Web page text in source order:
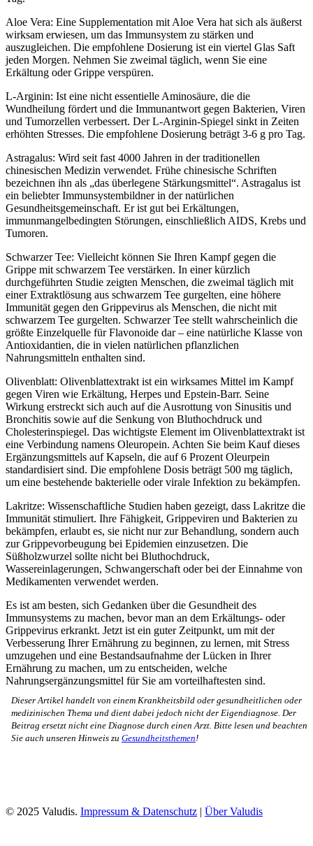
Aloe Vera: Eine Supplementation mit Aloe Vera hat sich als äußerst
wirksam erwiesen, um das Immunsystem zu stärken und
auszugleichen. Die empfohlene Dosierung ist ein viertel Glas Saft
jeden Morgen. Nehmen Sie zweimal täglich, wenn Sie eine
Erkältung oder Grippe verspüren.
L-Arginin: Ist eine nicht essentielle Aminosäure, die die
Wundheilung fördert und die Immunantwort gegen Bakterien, Viren
und Tumorzellen verbessert. Der L-Arginin-Spiegel sinkt in Zeiten
erhöhten Stresses. Die empfohlene Dosierung beträgt 3-6 g pro Tag.
Astragalus: Wird seit fast 4000 Jahren in der traditionellen
chinesischen Medizin verwendet. Frühe chinesische Schriften
bezeichnen ihn als „das überlegene Stärkungsmittel“. Astragalus ist
ein beliebter Immunsystembildner in der natürlichen
Gesundheitsgemeinschaft. Er ist gut bei Erkältungen,
immunmangelbedingten Störungen, einschließlich AIDS, Krebs und
Tumoren.
Schwarzer Tee: Vielleicht können Sie Ihren Kampf gegen die
Grippe mit schwarzem Tee verstärken. In einer kürzlich
durchgeführten Studie zeigten Menschen, die zweimal täglich mit
einer Extraktlösung aus schwarzem Tee gurgelten, eine höhere
Immunität gegen den Grippevirus als Menschen, die nicht mit
schwarzem Tee gurgelten. Schwarzer Tee stellt wahrscheinlich die
größte Einzelquelle für Flavonoide dar – eine natürliche Klasse von
Antioxidantien, die in vielen natürlichen pflanzlichen
Nahrungsmitteln enthalten sind.
Olivenblatt: Olivenblattextrakt ist ein wirksames Mittel im Kampf
gegen Viren wie Erkältung, Herpes und Epstein-Barr. Seine
Wirkung erstreckt sich auch auf die Ausrottung von Sinusitis und
Bronchitis sowie auf die Senkung von Bluthochdruck und
Cholesterinspiegel. Das wichtigste Element im Olivenblattextrakt ist
eine Verbindung namens Oleuropein. Achten Sie beim Kauf dieses
Ergänzungsmittels auf Kapseln, die auf 6 Prozent Oleurpein
standardisiert sind. Die empfohlene Dosis beträgt 500 mg täglich,
um eine bestehende bakterielle oder virale Infektion zu bekämpfen.
Lakritze: Wissenschaftliche Studien haben gezeigt, dass Lakritze die
Immunität stimuliert. Ihre Fähigkeit, Grippeviren und Bakterien zu
bekämpfen, erlaubt es, sie nicht nur zur Behandlung, sondern auch
zur Grippevorbeugung bei Epidemien einzusetzen. Die
Süßholzwurzel sollte nicht bei Bluthochdruck,
Wassereinlagerungen, Schwangerschaft oder bei der Einnahme von
Medikamenten verwendet werden.
Es ist am besten, sich Gedanken über die Gesundheit des
Immunsystems zu machen, bevor man an dem Erkältungs- oder
Grippevirus erkrankt. Jetzt ist ein guter Zeitpunkt, um mit der
Verbesserung Ihrer Ernährung zu beginnen, zu lernen, mit Stress
umzugehen und eine Bestandsaufnahme der Lücken in Ihrer
Ernährung zu machen, um zu entscheiden, welche
Nahrungsergänzungsmittel für Sie am vorteilhaftesten sind.
Dieser Artikel handelt von einem Krankheitsbild oder gesundheitlichen oder
medizinischen Thema und dient dabei jedoch nicht der Eigendiagnose. Der
Beitrag ersetzt nicht eine Diagnose durch einen Arzt. Bitte lesen und beachten
Sie auch unseren Hinweis zu Gesundheitsthemen!
© 2025 Valudis. Impressum & Datenschutz Über Valudis